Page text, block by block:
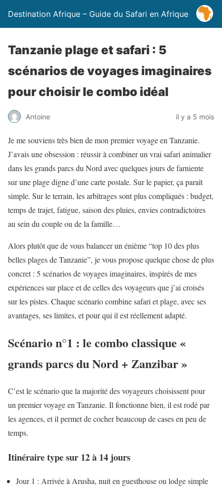
Destination Afrique – Guide du Safari en Afrique
Tanzanie plage et safari : 5
scénarios de voyages imaginaires
pour choisir le combo idéal
Antoine il y a 5 mois
Je me souviens très bien de mon premier voyage en Tanzanie.
J’avais une obsession : réussir à combiner un vrai safari animalier
dans les grands parcs du Nord avec quelques jours de farniente
sur une plage digne d’une carte postale. Sur le papier, ça paraît
simple. Sur le terrain, les arbitrages sont plus compliqués : budget,
temps de trajet, fatigue, saison des pluies, envies contradictoires
au sein du couple ou de la famille…
Alors plutôt que de vous balancer un énième “top 10 des plus
belles plages de Tanzanie”, je vous propose quelque chose de plus
concret : 5 scénarios de voyages imaginaires, inspirés de mes
expériences sur place et de celles des voyageurs que j’ai croisés
sur les pistes. Chaque scénario combine safari et plage, avec ses
avantages, ses limites, et pour qui il est réellement adapté.
Scénario n°1 : le combo classique «
grands parcs du Nord + Zanzibar »
C’est le scénario que la majorité des voyageurs choisissent pour
un premier voyage en Tanzanie. Il fonctionne bien, il est rodé par
les agences, et il permet de cocher beaucoup de cases en peu de
temps.
Itinéraire type sur 12 à 14 jours
Jour 1 : Arrivée à Arusha, nuit en guesthouse ou lodge simple